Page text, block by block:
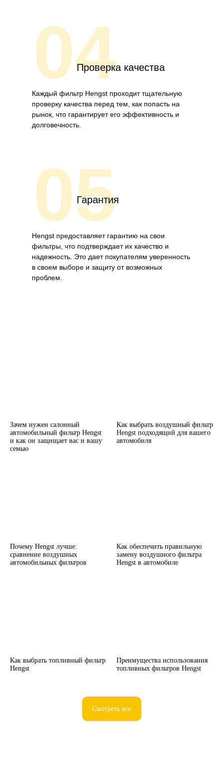
04Проверка качества
Каждый фильтр Hengst проходит тщательную
проверку качества перед тем, как попасть на
рынок, что гарантирует его эффективность и
долговечность.
05
Гарантия
Hengst предоставляет гарантию на свои
фильтры, что подтверждает их качество и
надежность. Это дает покупателям уверенность
в своем выборе и защиту от возможных
проблем.
Зачем нужен салонный
автомобильный фильтр Hengst
и как он защищает вас и вашу
семью
Как выбрать воздушный фильтр
Hengst подходящий для вашего
автомобиля
Почему Hengst лучше:
сравнение воздушных
автомобильных фильтров
Как обеспечить правильную
замену воздушного фильтра
Hengst в автомобиле
Как выбрать топливный фильтр
Hengst
Преимущества использования
топливных фильтров Hengst
Смотреть все